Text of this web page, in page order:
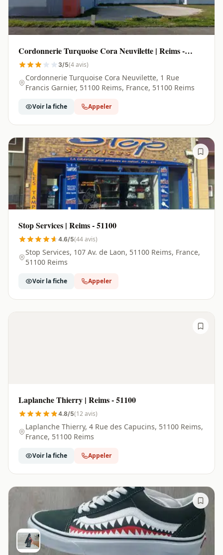
Cordonnerie Turquoise Cora Neuvilette | Reims -
51100
3/5(4 avis)
Cordonnerie Turquoise Cora Neuvilette, 1 Rue
Francis Garnier, 51100 Reims, France, 51100 Reims
Voir la fiche Appeler
Stop Services | Reims - 51100
4.6/5(44 avis)
Stop Services, 107 Av. de Laon, 51100 Reims, France,
51100 Reims
Voir la fiche Appeler
Laplanche Thierry | Reims - 51100
4.8/5(12 avis)
Laplanche Thierry, 4 Rue des Capucins, 51100 Reims,
France, 51100 Reims
Voir la fiche Appeler